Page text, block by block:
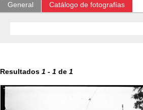
General Catálogo de fotografías
Resultados 1 - 1 de 1